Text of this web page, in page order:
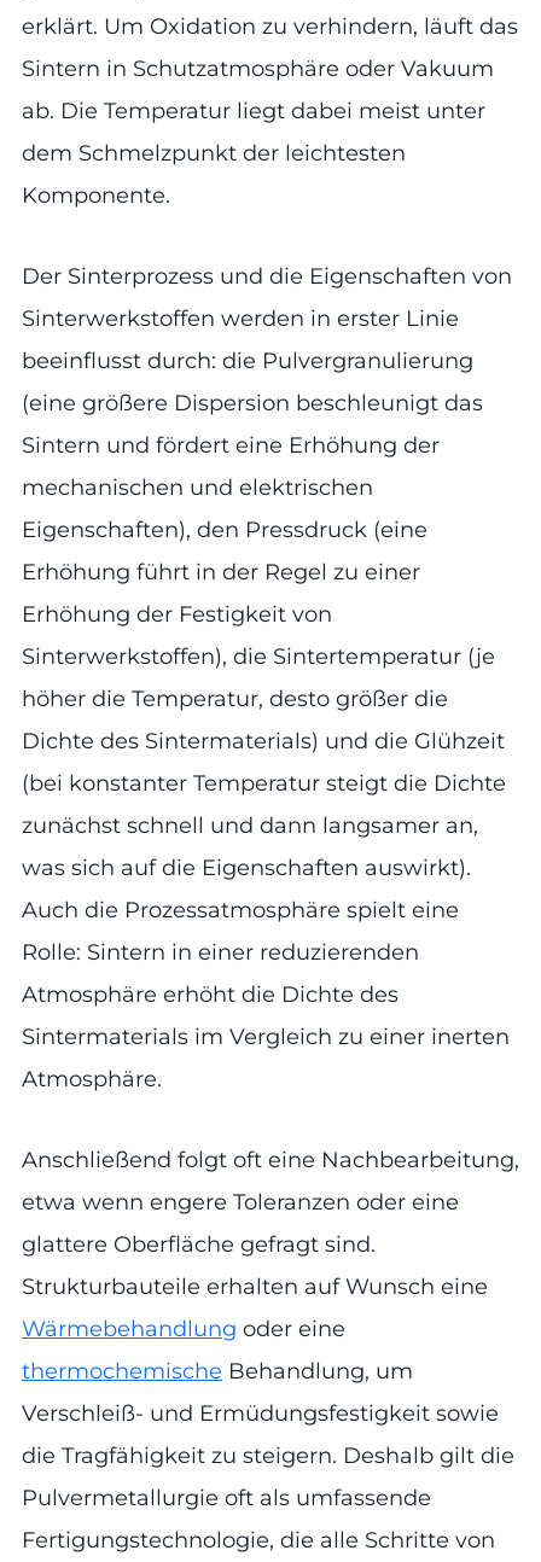
erklärt. Um Oxidation zu verhindern, läuft das
Sintern in Schutzatmosphäre oder Vakuum
ab. Die Temperatur liegt dabei meist unter
dem Schmelzpunkt der leichtesten
Komponente.
Der Sinterprozess und die Eigenschaften von
Sinterwerkstoffen werden in erster Linie
beeinflusst durch: die Pulvergranulierung
(eine größere Dispersion beschleunigt das
Sintern und fördert eine Erhöhung der
mechanischen und elektrischen
Eigenschaften), den Pressdruck (eine
Erhöhung führt in der Regel zu einer
Erhöhung der Festigkeit von
Sinterwerkstoffen), die Sintertemperatur (je
höher die Temperatur, desto größer die
Dichte des Sintermaterials) und die Glühzeit
(bei konstanter Temperatur steigt die Dichte
zunächst schnell und dann langsamer an,
was sich auf die Eigenschaften auswirkt).
Auch die Prozessatmosphäre spielt eine
Rolle: Sintern in einer reduzierenden
Atmosphäre erhöht die Dichte des
Sintermaterials im Vergleich zu einer inerten
Atmosphäre.
Anschließend folgt oft eine Nachbearbeitung,
etwa wenn engere Toleranzen oder eine
glattere Oberfläche gefragt sind.
Strukturbauteile erhalten auf Wunsch eine
Wärmebehandlung oder eine
thermochemische Behandlung, um
Verschleiß- und Ermüdungsfestigkeit sowie
die Tragfähigkeit zu steigern. Deshalb gilt die
Pulvermetallurgie oft als umfassende
Fertigungstechnologie, die alle Schritte von